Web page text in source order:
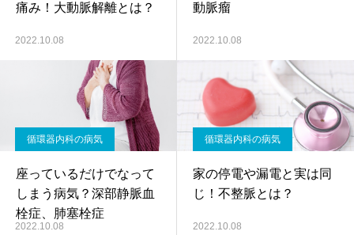
痛み！大動脈解離とは？
2022.10.08
動脈瘤
2022.10.08
循環器内科の病気
座っているだけでなって
しまう病気？深部静脈血
栓症、肺塞栓症
2022.10.08
循環器内科の病気
家の停電や漏電と実は同
じ！不整脈とは？
2022.10.08